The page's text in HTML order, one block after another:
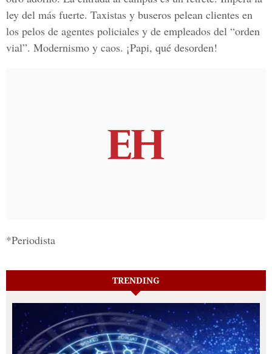
ley del más fuerte. Taxistas y buseros pelean clientes en
los pelos de agentes policiales y de empleados del “orden
vial”. Modernismo y caos. ¡Papi, qué desorden!
*Periodista
TRENDING